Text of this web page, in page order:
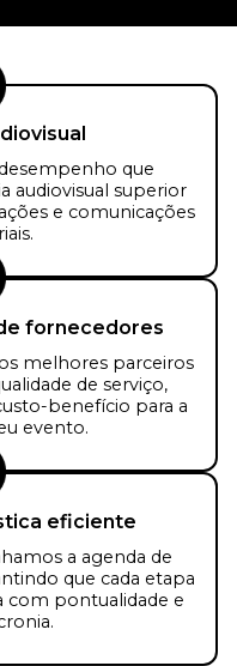
que
audiovisual superior
e comunicações
fornecedores
melhores parceiros
de serviço,
benefício para a
evento.
eficiente
a agenda de
que cada etapa
com pontualidade e